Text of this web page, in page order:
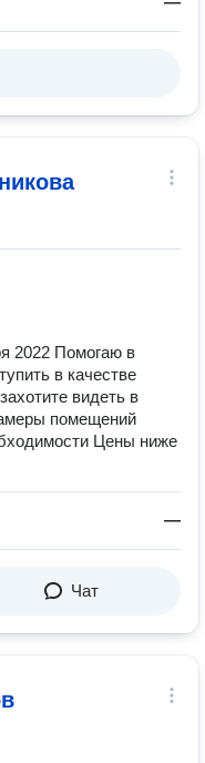
2022 Помогаю в
в качестве
видеть в
помещений
Цены ниже
—
Чат